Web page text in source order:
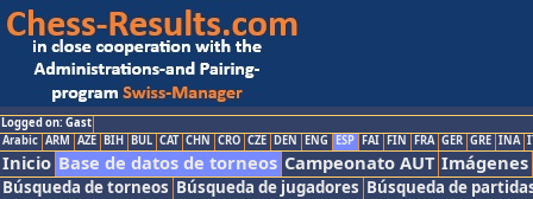
Logged on: Gast
Arabic ARM AZE BIH BUL CAT CHN CRO CZE DEN ENG ESP FAI FIN FRA GER GRE INA
Inicio Base de datos de torneos Campeonato AUT Imágenes
Búsqueda de torneos Búsqueda de jugadores Búsqueda de